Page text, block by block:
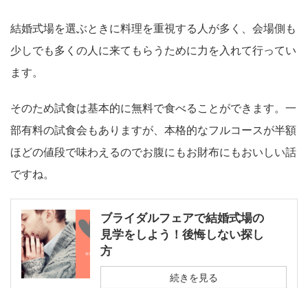
結婚式場を選ぶときに料理を重視する人が多く、会場側も
少しでも多くの人に来てもらうために力を入れて行ってい
ます。
そのため試食は基本的に無料で食べることができます。一
部有料の試食会もありますが、本格的なフルコースが半額
ほどの値段で味わえるのでお腹にもお財布にもおいしい話
ですね。
ブライダルフェアで結婚式場の
見学をしよう！後悔しない探し
方
続きを見る